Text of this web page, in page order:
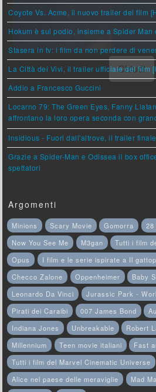
Coyote Vs. Acme, il nuovo trailer del film
Hokum è sul podio, insieme a Spider Man
Stasera in tv: i film da non perdere di
La Città dei Vivi, il trailer ufficiale del film
Addio a Francesco Guccini
Locarno 79: The Green Eyes, Fanny
affrontano la loro opera seconda con
Insidious - Fuori dall'altrove, il trailer
Grazie a Spider-Man e Odissea il box
spettatori
Argomenti
Minions Scary Movie Gomorra
28
Now You See Me
M3gan
Tutti i film
Opus
I film e le serie ispirate a Il
Checco Zalone
Oppenheimer Baby
Leonardo Da Vinci
Jurassic Park -
Pirati dei Caraibi
007 James Bond
Indiana Jones
Unbreakable Robert
Millennium
Teen movie italiani
Fast
Tutti i film del Marvel Cinematic Universe
Alice nel paese delle meraviglie
Mad